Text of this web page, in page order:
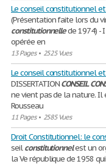
Le conseil constitutionnel
(Présentation faite lors du
constitutionnellede 1974) -
opérée en
13 Pages• 2525 Vues
Le conseil constitutionnel
DISSERTATIONCONSEIL
ne vient pas de la nature. Il
Rousseau
11 Pages• 2585 Vues
Droit Constitutionnel: le
seilconstitutionnelest un
la Ve république de 1958